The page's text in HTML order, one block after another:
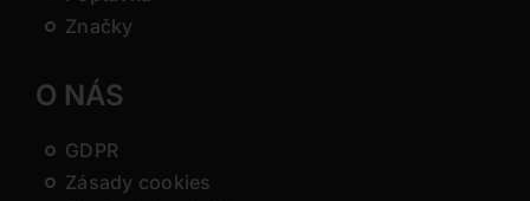
Značky
O NÁS
GDPR
Zásady cookies